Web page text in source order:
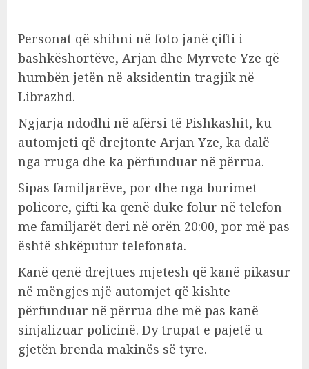
Personat që shihni në foto janë çifti i
bashkëshortëve, Arjan dhe Myrvete Yze që
humbën jetën në aksidentin tragjik në
Librazhd.
Ngjarja ndodhi në afërsi të Pishkashit, ku
automjeti që drejtonte Arjan Yze, ka dalë
nga rruga dhe ka përfunduar në përrua.
Sipas familjarëve, por dhe nga burimet
policore, çifti ka qenë duke folur në telefon
me familjarët deri në orën 20:00, por më pas
është shkëputur telefonata.
Kanë qenë drejtues mjetesh që kanë pikasur
në mëngjes një automjet që kishte
përfunduar në përrua dhe më pas kanë
sinjalizuar policinë. Dy trupat e pajetë u
gjetën brenda makinës së tyre.